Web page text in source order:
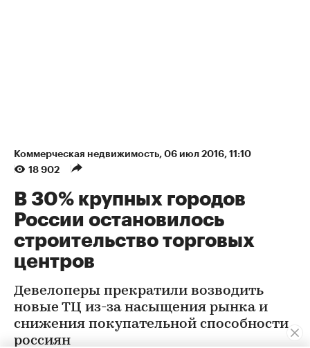
Коммерческая недвижимость⁠, 06 июл 2016, 11:10
18 902
В 30% крупных городов
России остановилось
строительство торговых
центров
Девелоперы прекратили возводить
новые ТЦ из-за насыщения рынка и
снижения покупательной способности
россиян